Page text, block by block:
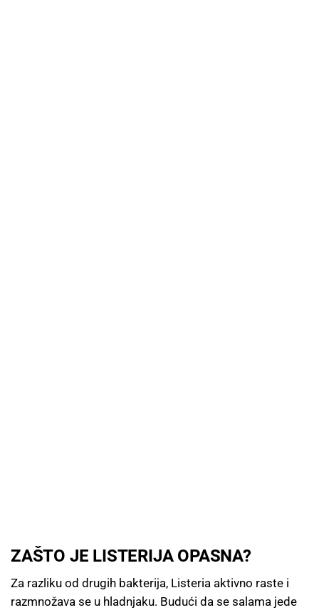
ZAŠTO JE LISTERIJA OPASNA?
Za razliku od drugih bakterija, Listeria aktivno raste i
razmnožava se u hladnjaku. Budući da se salama jede